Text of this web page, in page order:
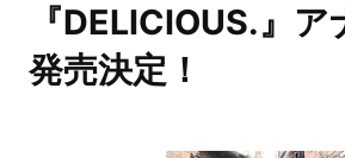
『DELICIOUS.』
発売決定！